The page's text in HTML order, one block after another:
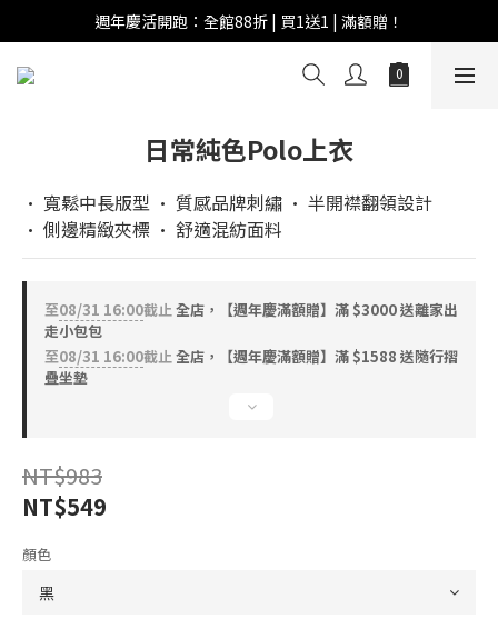
週年慶活開跑：全館88折 | 買1送1 | 滿額贈！
週年慶活開跑：全館88折 | 買1送1 | 滿額贈！
全館滿 $999 即享免運費！
日常純色Polo上衣
• 寬鬆中長版型 • 質感品牌刺繡 • 半開襟翻領設計
• 側邊精緻夾標 • 舒適混紡面料
至08/31 16:00截止全店，【週年慶滿額贈】滿 $3000 送離家出
走小包包
至08/31 16:00截止全店，【週年慶滿額贈】滿 $1588 送隨行摺
疊坐墊
NT$983
NT$549
顏色